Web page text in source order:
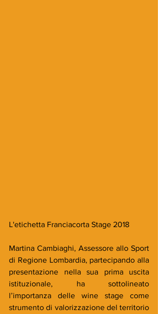
L'etichetta Franciacorta Stage 2018
Martina Cambiaghi, Assessore allo Sport
di Regione Lombardia, partecipando alla
presentazione nella sua prima uscita
istituzionale, ha sottolineato
l’importanza delle wine stage come
strumento di valorizzazione del territorio